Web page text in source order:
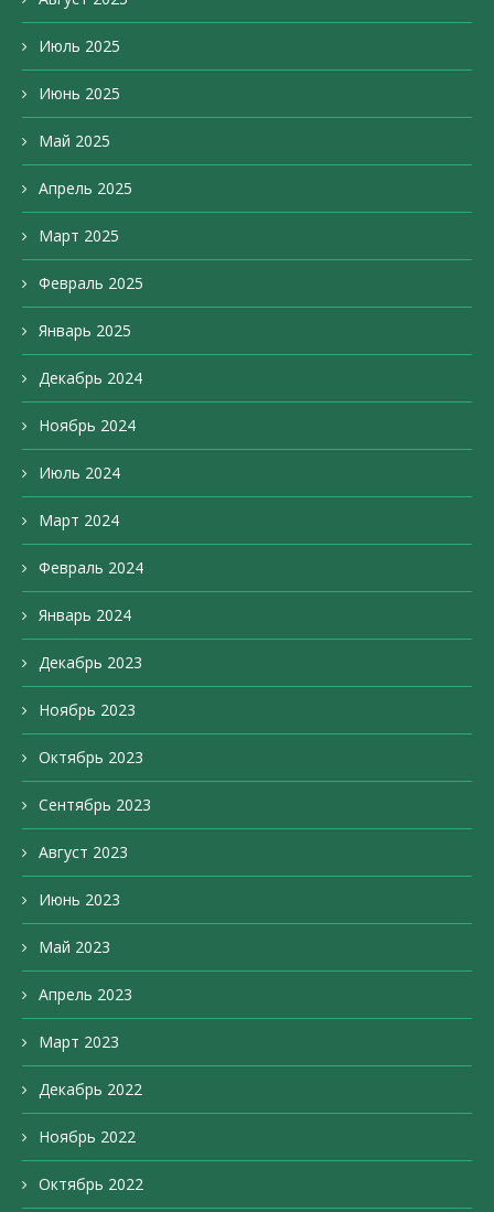
Июль 2025
Июнь 2025
Май 2025
Апрель 2025
Март 2025
Февраль 2025
Январь 2025
Декабрь 2024
Ноябрь 2024
Июль 2024
Март 2024
Февраль 2024
Январь 2024
Декабрь 2023
Ноябрь 2023
Октябрь 2023
Сентябрь 2023
Август 2023
Июнь 2023
Май 2023
Апрель 2023
Март 2023
Декабрь 2022
Ноябрь 2022
Октябрь 2022